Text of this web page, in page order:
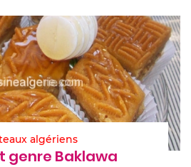
algériens
genre Baklawa